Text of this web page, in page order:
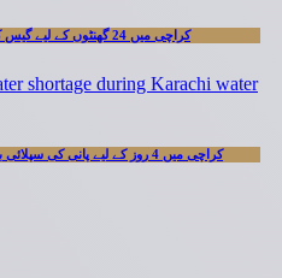
کراچی میں 24 گھنٹوں کے لیے گیس کی فراہمی بند، ایس ایس جی سی کا اعلان
کراچی میں 4 روز کے لیے پانی کی سپلائی بند، ملیر، شاہ فیصل سمیت کئی علاقے متاثر